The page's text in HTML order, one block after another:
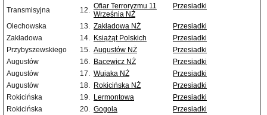
Transmisyjna 12. Ofiar Terroryzmu 11
Września NŻ
Przesiadki
Olechowska 13. Zakładowa NŻ
Przesiadki
Zakładowa
14. Książąt Polskich
Przesiadki
Przybyszewskiego
15. Augustów NŻ
Przesiadki
Augustów
16. Bacewicz NŻ
Przesiadki
Augustów
17. Wujaka NŻ
Przesiadki
Augustów
18. Rokicińska NŻ
Przesiadki
Rokicińska
19. Lermontowa
Przesiadki
Rokicińska
20. Gogola
Przesiadki